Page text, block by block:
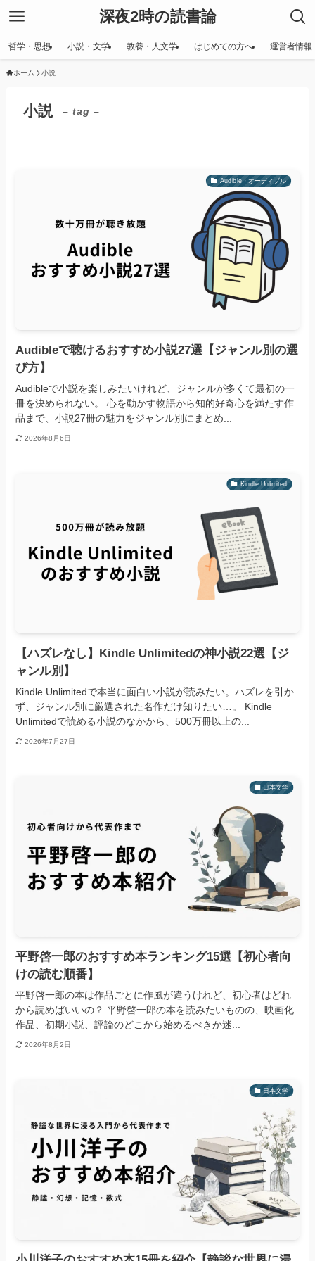
深夜2時の読書論
哲学・思想 小説・文学 教養・人文学 はじめての方へ 運営者情報
ホーム 小説
小説 – tag –
Audible・オーディブル
Audibleで聴けるおすすめ小説27選【ジャンル別の選
び方】
Audibleで小説を楽しみたいけれど、ジャンルが多くて最初の一
冊を決められない。 心を動かす物語から知的好奇心を満たす作
品まで、小説27冊の魅力をジャンル別にまとめ...
2026年8月6日
Kindle Unlimited
【ハズレなし】Kindle Unlimitedの神小説22選【ジ
ャンル別】
Kindle Unlimitedで本当に面白い小説が読みたい。ハズレを引か
ず、ジャンル別に厳選された名作だけ知りたい…。 Kindle
Unlimitedで読める小説のなかから、500万冊以上の...
2026年7月27日
日本文学
平野啓一郎のおすすめ本ランキング15選【初心者向
けの読む順番】
平野啓一郎の本は作品ごとに作風が違うけれど、初心者はどれ
から読めばいいの？ 平野啓一郎の本を読みたいものの、映画化
作品、初期小説、評論のどこから始めるべきか迷...
2026年8月2日
日本文学